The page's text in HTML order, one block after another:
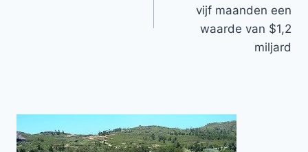
vijf maanden een
waarde van $1,2
miljard